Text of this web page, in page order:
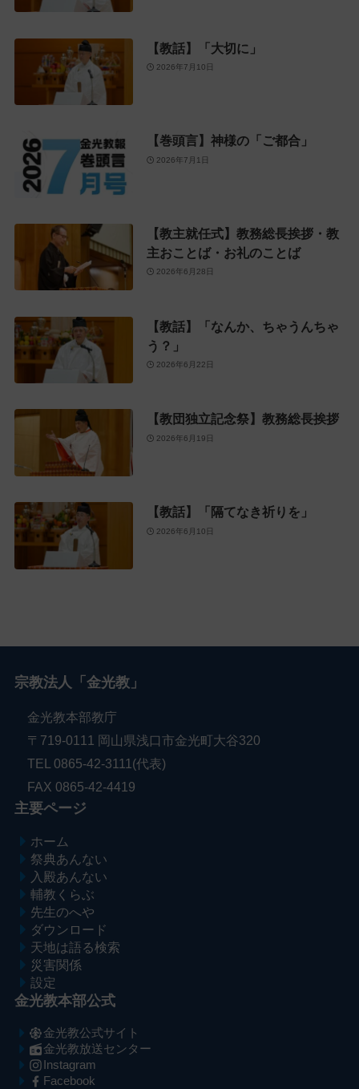
【教話】「大切に」
2026年7月10日
【巻頭言】神様の「ご都合」
2026年7月1日
【教主就任式】教務総長挨拶・教
主おことば・お礼のことば
2026年6月28日
【教話】「なんか、ちゃうんちゃ
う？」
2026年6月22日
【教団独立記念祭】教務総長挨拶
2026年6月19日
【教話】「隔てなき祈りを」
2026年6月10日
宗教法人「金光教」
金光教本部教庁
〒719-0111 岡山県浅口市金光町大谷320
TEL 0865-42-3111(代表)
FAX 0865-42-4419
主要ページ
ホーム
祭典あんない
入殿あんない
輔教くらぶ
先生のへや
ダウンロード
天地は語る検索
災害関係
設定
金光教本部公式
金光教公式サイト
金光教放送センター
Instagram
Facebook